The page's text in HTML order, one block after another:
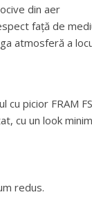
din aer
față de
atmosferă a
picior FRAM
cu un look
redus.